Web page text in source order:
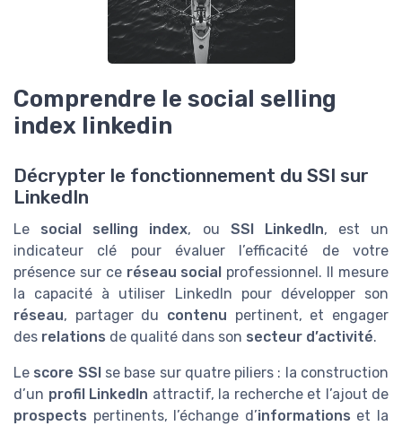
Comprendre le social selling
index linkedin
Décrypter le fonctionnement du SSI sur
LinkedIn
Le social selling index, ou SSI LinkedIn, est un
indicateur clé pour évaluer l’efficacité de votre
présence sur ce réseau social professionnel. Il mesure
la capacité à utiliser LinkedIn pour développer son
réseau, partager du contenu pertinent, et engager
des relations de qualité dans son secteur d’activité.
Le score SSIse base sur quatre piliers : la construction
d’un profil LinkedIn attractif, la recherche et l’ajout de
prospects pertinents, l’échange d’informations et la